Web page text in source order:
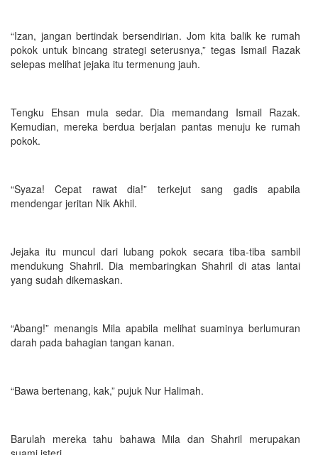
“Izan, jangan bertindak bersendirian. Jom kita balik ke rumah
pokok untuk bincang strategi seterusnya,” tegas Ismail Razak
selepas melihat jejaka itu termenung jauh.
Tengku Ehsan mula sedar. Dia memandang Ismail Razak.
Kemudian, mereka berdua berjalan pantas menuju ke rumah
pokok.
“Syaza! Cepat rawat dia!” terkejut sang gadis apabila
mendengar jeritan Nik Akhil.
Jejaka itu muncul dari lubang pokok secara tiba-tiba sambil
mendukung Shahril. Dia membaringkan Shahril di atas lantai
yang sudah dikemaskan.
“Abang!” menangis Mila apabila melihat suaminya berlumuran
darah pada bahagian tangan kanan.
“Bawa bertenang, kak,” pujuk Nur Halimah.
Barulah mereka tahu bahawa Mila dan Shahril merupakan